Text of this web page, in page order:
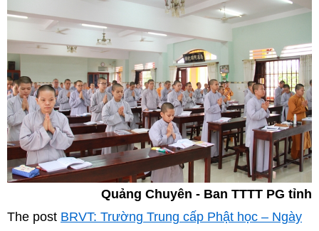
Quảng Chuyên - Ban TTTT PG tỉnh
The post BRVT: Trường Trung cấp Phật học – Ngày